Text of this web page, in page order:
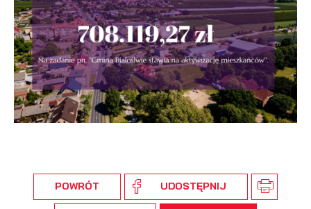
POWRÓT UDOSTĘPNIJ